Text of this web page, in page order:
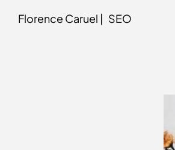
Florence Caruel | SEO